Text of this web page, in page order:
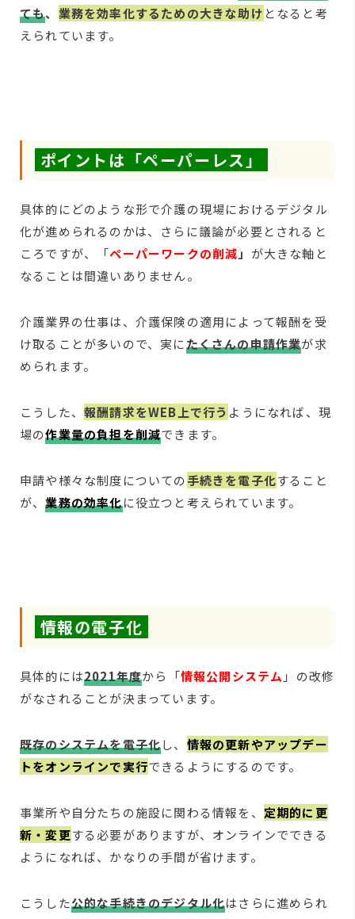
ても、 業務を効率化するための大きな助け となると考
えられています。
ポイントは「ペーパーレス」
具体的にどのような形で介護の現場におけるデジタル
化が進められるのかは、さらに議論が必要とされると
ころですが、「ペーパーワークの削減 」 が大きな軸と
なることは間違いありません。
介護業界の仕事は、介護保険の適用によって報酬を受
け取ることが多いので、実にたくさんの申請作業が求
められます。
こうした、 報酬請求をWEB上で行う ようになれば、現
場の作業量の負担を削減できます。
申請や様々な制度についての 手続きを電子化すること
が、業務の効率化に役立つと考えられています。
情報の電子化
具体的には2021年度から「情報公開システム 」の改修
がなされることが決まっています。
既存のシステムを電子化し、 情報の更新やアップデー
トをオンラインで実行できるようにするのです。
事業所や自分たちの施設に関わる情報を、 定期的に更
新・変更する必要がありますが、オンラインでできる
ようになれば、かなりの手間が省けます。
こうした公的な手続きのデジタル化はさらに進められ